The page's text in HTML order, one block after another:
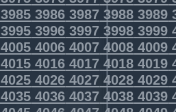
3985 3986 3987 3988 3989
3995 3996 3997 3998 3999
4005 4006 4007 4008 4009
4015 4016 4017 4018 4019
4025 4026 4027 4028 4029
4035 4036 4037 4038 4039